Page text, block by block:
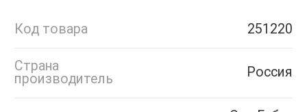
Код товара 251220
Страна
производитель
Россия